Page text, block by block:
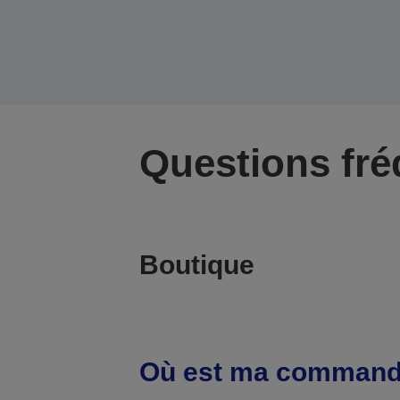
Questions
Boutique
Où est ma